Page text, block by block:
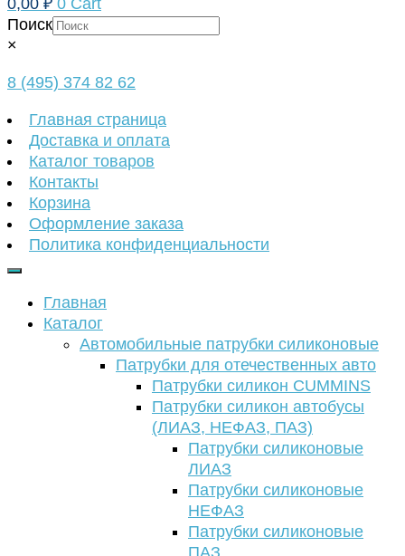
0,00 ₽ 0 Cart
Поиск
×
8 (495) 374 82 62
Главная страница
Доставка и оплата
Каталог товаров
Контакты
Корзина
Оформление заказа
Политика конфиденциальности
Главная
Каталог
Автомобильные патрубки силиконовые
Патрубки для отечественных авто
Патрубки силикон CUMMINS
Патрубки силикон автобусы
(ЛИАЗ, НЕФАЗ, ПАЗ)
Патрубки силиконовые
ЛИАЗ
Патрубки силиконовые
НЕФАЗ
Патрубки силиконовые
ПАЗ